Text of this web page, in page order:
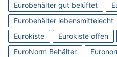
Eurobehälter gut belüftet
Eurobehälter lebensmittelecht
Eurokiste
Eurokiste offen
EuroNorm Behälter